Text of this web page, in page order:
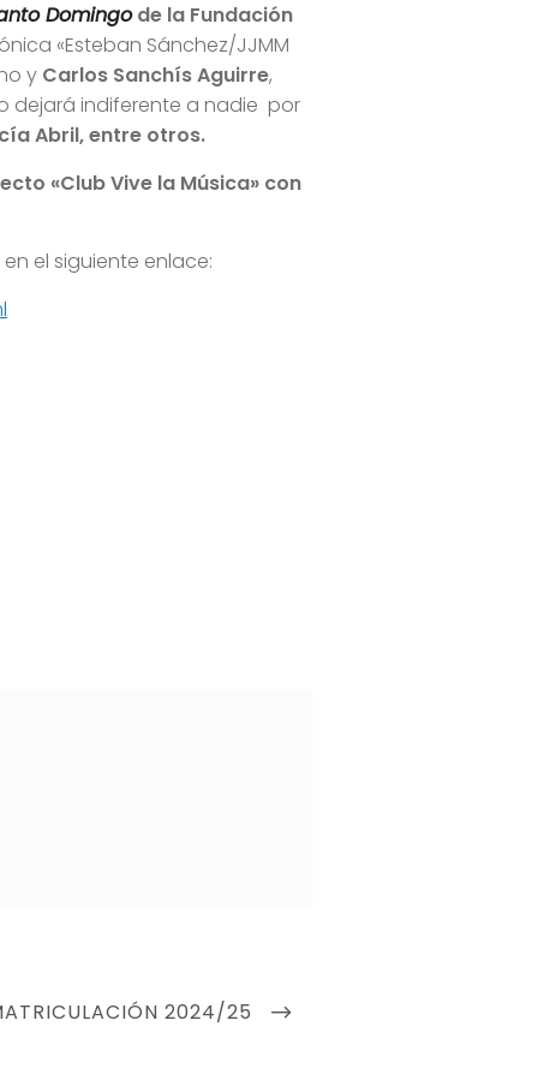
Domingode la Fundación
«Esteban Sánchez/JJMM
y Carlos Sanchís Aguirre,
dejará indiferente a nadie por
Abril, entre otros.
«Club Vive la Música» con
el siguiente enlace:
2024/25